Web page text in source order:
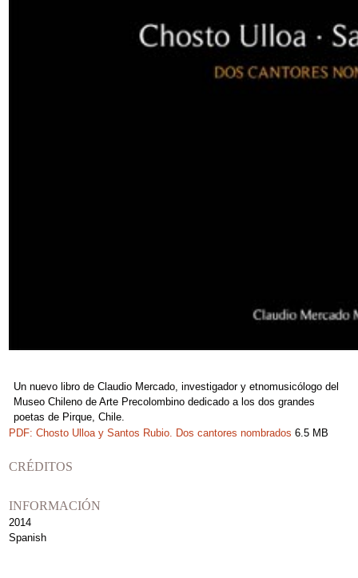
Un nuevo libro de Claudio Mercado, investigador y etnomusicólogo del
Museo Chileno de Arte Precolombino dedicado a los dos grandes
poetas de Pirque, Chile.
PDF: Chosto Ulloa y Santos Rubio. Dos cantores nombrados 6.5 MB
CRÉDITOS
INFORMACIÓN
2014
Spanish